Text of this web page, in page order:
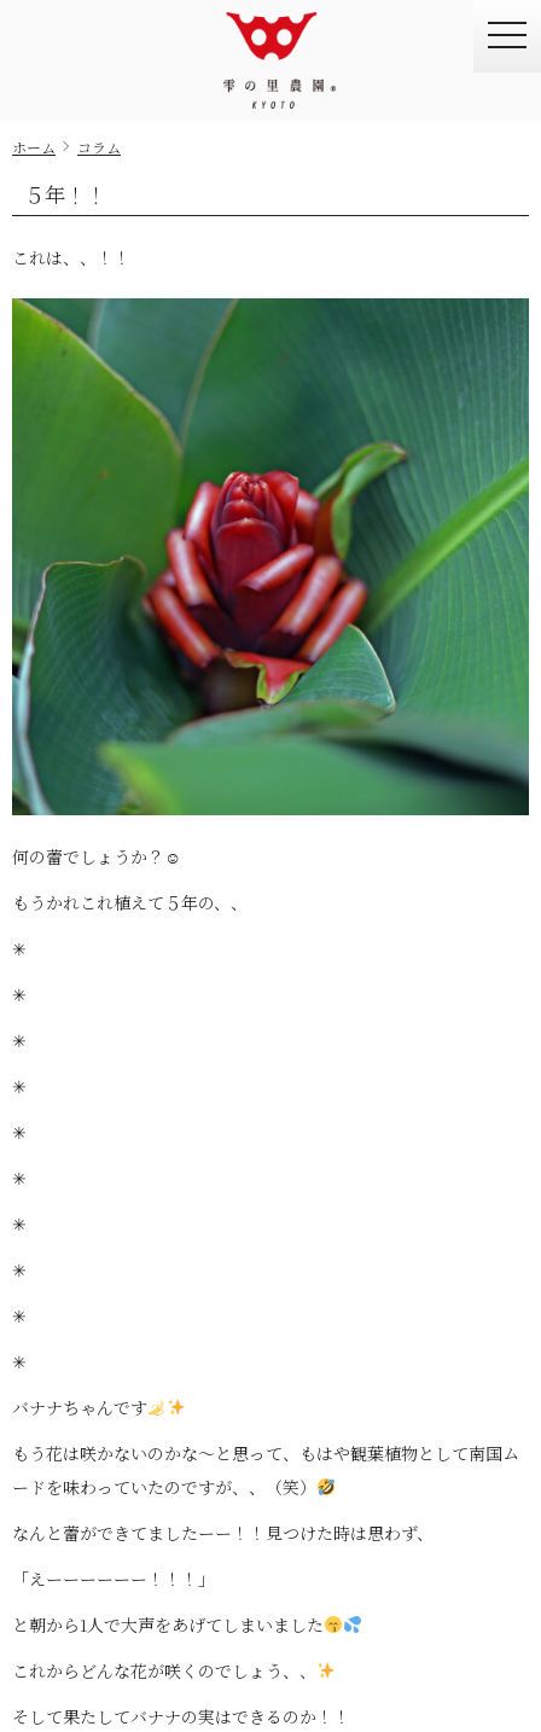
ホーム コラム
５年！！
これは、、！！
何の蕾でしょうか？☺
もうかれこれ植えて５年の、、
✳
✳
✳
✳
✳
✳
✳
✳
✳
✳
バナナちゃんです
もう花は咲かないのかな〜と思って、もはや観葉植物として南国ム
ードを味わっていたのですが、、（笑）
なんと蕾ができてましたーー！！見つけた時は思わず、
「えーーーーーー！！！」
と朝から1人で大声をあげてしまいました
これからどんな花が咲くのでしょう、、
そして果たしてバナナの実はできるのか！！